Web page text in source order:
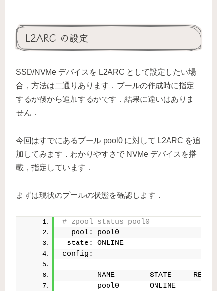
L2ARC の設定
SSD/NVMe デバイスを L2ARC として設定したい場
合，方法は二通りあります．プールの作成時に指定
するか後から追加するかです．結果に違いはありま
せん．
今回はすでにあるプール pool0 に対して L2ARC を追
加してみます．わかりやすさで NVMe デバイスを搭
載，指定しています．
まずは現状のプールの状態を確認します．
# zpool status pool0
  pool: pool0
state: ONLINE
config:
NAME        STATE     READ
        pool0       ONLINE